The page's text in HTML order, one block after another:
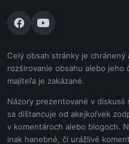
Celý obsah stránky je
rozširovanie obsahu alebo jeho
majiteľa je zakázané.
Názory prezentované v diskusii
sa dištancuje od akejkoľvek
v komentároch alebo blogoch.
inak hanebné, či urážlivé